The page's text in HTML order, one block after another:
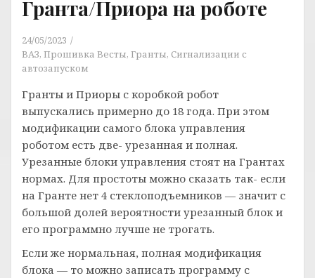
Гранта/Приора на роботе
24/05/2023
ВАЗ, Прошивка Весты, Гранты, Сигнализации с
автозапуском
Гранты и Приоры с коробкой робот
выпускались примерно до 18 года. При этом
модификации самого блока управления
роботом есть две- урезанная и полная.
Урезанные блоки управления стоят на Грантах
нормах. Для простоты можно сказать так- если
на Гранте нет 4 стеклоподъемников — значит с
большой долей вероятности урезанный блок и
его программно лучше не трогать.
Если же нормальная, полная модификация
блока — то можно записать программу с